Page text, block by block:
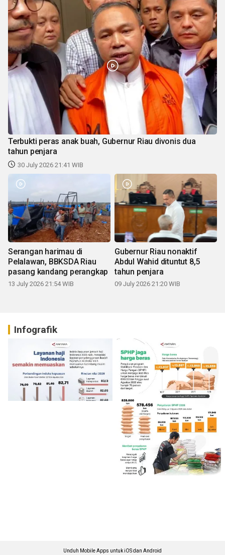
Terbukti peras anak buah, Gubernur Riau divonis dua
tahun penjara
30 July 2026 21:41 WIB
Serangan harimau di
Pelalawan, BBKSDA Riau
pasang kandang perangkap
13 July 2026 21:54 WIB
Gubernur Riau nonaktif
Abdul Wahid dituntut 8,5
tahun penjara
09 July 2026 21:20 WIB
Infografik
Unduh Mobile Apps untuk iOS dan Android